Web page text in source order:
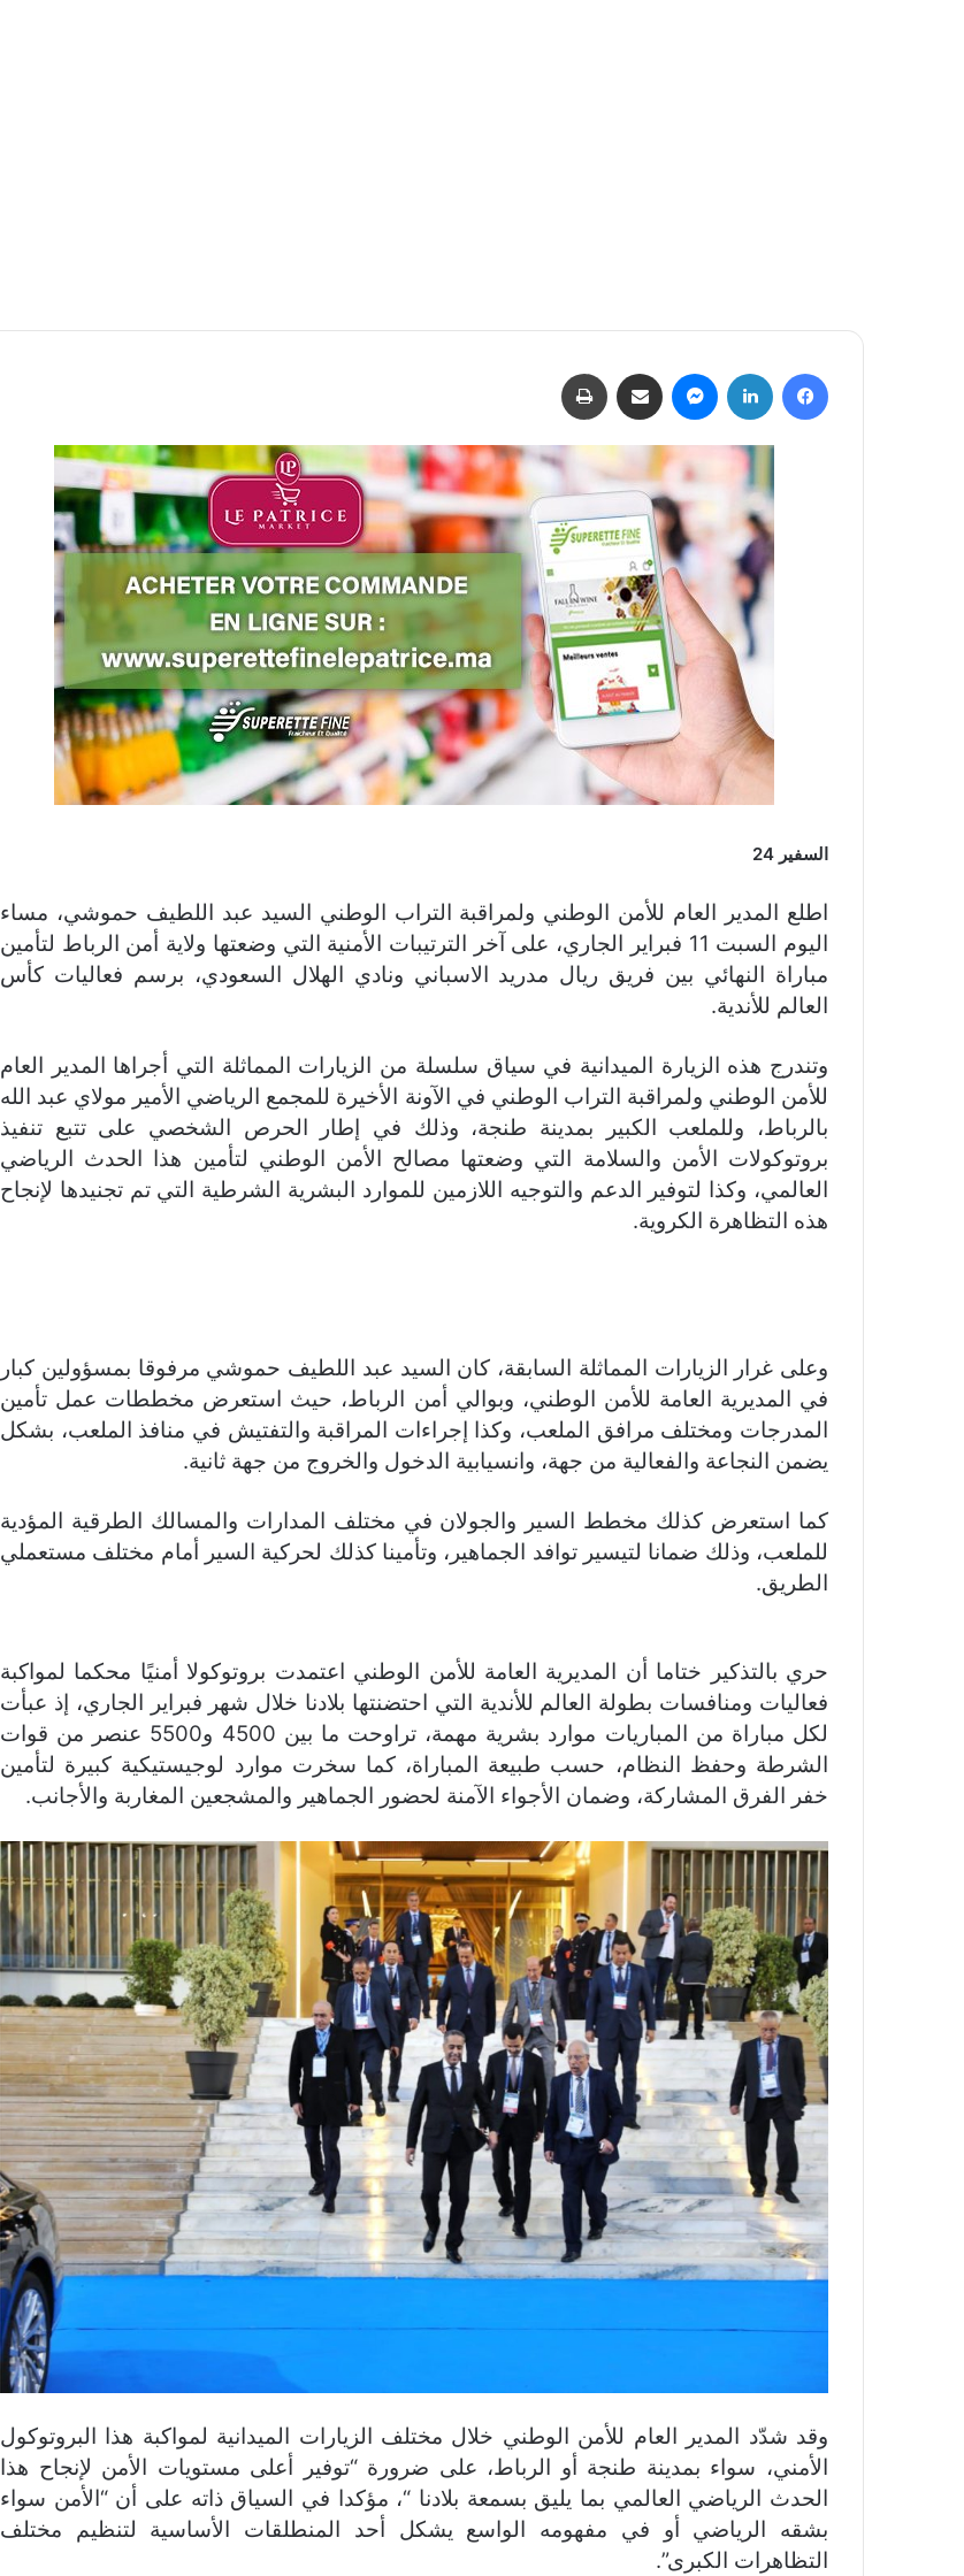
فيسبوك لينكدإن ماسنجر مشاركة عبر البريد
السفير 24
اطلع المدير العام للأمن الوطني ولمراقبة التراب الوطني السيد عبد اللطيف حموشي، مساء
اليوم السبت 11 فبراير الجاري، على آخر الترتيبات الأمنية التي وضعتها ولاية أمن الرباط لتأمين
مباراة النهائي بين فريق ريال مدريد الاسباني ونادي الهلال السعودي، برسم فعاليات كأس
العالم للأندية.
وتندرج هذه الزيارة الميدانية في سياق سلسلة من الزيارات المماثلة التي أجراها المدير العام
للأمن الوطني ولمراقبة التراب الوطني في الآونة الأخيرة للمجمع الرياضي الأمير مولاي عبد الله
بالرباط، وللملعب الكبير بمدينة طنجة، وذلك في إطار الحرص الشخصي على تتبع تنفيذ
بروتوكولات الأمن والسلامة التي وضعتها مصالح الأمن الوطني لتأمين هذا الحدث الرياضي
العالمي، وكذا لتوفير الدعم والتوجيه اللازمين للموارد البشرية الشرطية التي تم تجنيدها لإنجاح
هذه التظاهرة الكروية.
وعلى غرار الزيارات المماثلة السابقة، كان السيد عبد اللطيف حموشي مرفوقا بمسؤولين كبار
في المديرية العامة للأمن الوطني، وبوالي أمن الرباط، حيث استعرض مخططات عمل تأمين
المدرجات ومختلف مرافق الملعب، وكذا إجراءات المراقبة والتفتيش في منافذ الملعب، بشكل
يضمن النجاعة والفعالية من جهة، وانسيابية الدخول والخروج من جهة ثانية.
كما استعرض كذلك مخطط السير والجولان في مختلف المدارات والمسالك الطرقية المؤدية
للملعب، وذلك ضمانا لتيسير توافد الجماهير، وتأمينا كذلك لحركية السير أمام مختلف مستعملي
الطريق.
حري بالتذكير ختاما أن المديرية العامة للأمن الوطني اعتمدت بروتوكولا أمنيًا محكما لمواكبة
فعاليات ومنافسات بطولة العالم للأندية التي احتضنتها بلادنا خلال شهر فبراير الجاري، إذ عبأت
لكل مباراة من المباريات موارد بشرية مهمة، تراوحت ما بين 4500 و5500 عنصر من قوات
الشرطة وحفظ النظام، حسب طبيعة المباراة، كما سخرت موارد لوجيستيكية كبيرة لتأمين
خفر الفرق المشاركة، وضمان الأجواء الآمنة لحضور الجماهير والمشجعين المغاربة والأجانب.
وقد شدّد المدير العام للأمن الوطني خلال مختلف الزيارات الميدانية لمواكبة هذا البروتوكول
الأمني، سواء بمدينة طنجة أو الرباط، على ضرورة “توفير أعلى مستويات الأمن لإنجاح هذا
الحدث الرياضي العالمي بما يليق بسمعة بلادنا “، مؤكدا في السياق ذاته على أن “الأمن سواء
بشقه الرياضي أو في مفهومه الواسع يشكل أحد المنطلقات الأساسية لتنظيم مختلف
التظاهرات الكبرى”.